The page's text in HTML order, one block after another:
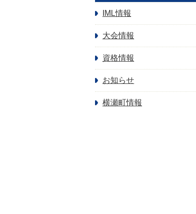
IML情報
大会情報
資格情報
お知らせ
横瀬町情報